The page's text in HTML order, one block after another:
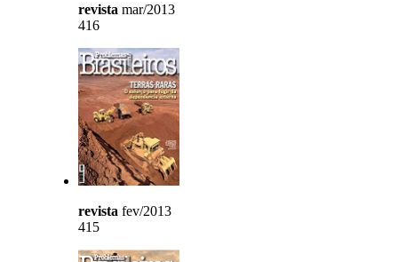
revista mar/2013
416
revista fev/2013
415